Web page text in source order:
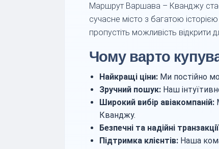
Маршрут Варшава – Кванджу стає
сучасне місто з багатою
пропустіть можливість
Чому варто
Найкращі ціни: Ми постійно
Зручний пошук: Наш
Широкий вибір авіакомпаній:
Кванджу.
Безпечні та надійні
Підтримка клієнтів: Наша